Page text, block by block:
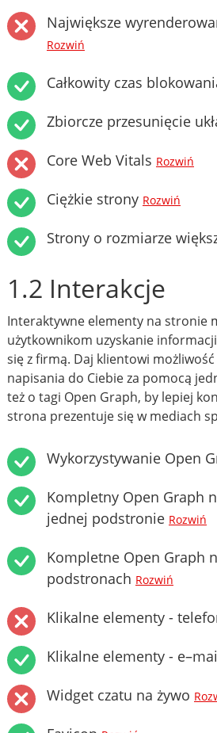
Największe
Rozwiń
Całkowity czas
Zbiorcze przesunięcie
Core Web Vitals Rozwiń
Ciężkie strony Rozwiń
Strony o rozmiarze
1.2 Interakcje
Interaktywne elementy na stronie
użytkownikom uzyskanie
się z firmą. Daj klientowi
napisania do Ciebie za pomocą
też o tagi Open Graph, by lepiej
strona prezentuje się w mediach
Wykorzystywanie Open
Kompletny Open Graph
jednej podstronie Rozwiń
Kompletne Open Graph
podstronach Rozwiń
Klikalne elementy -
Klikalne elementy -
Widget czatu na żywo